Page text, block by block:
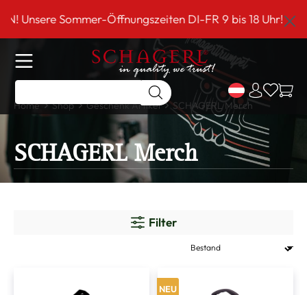
springen
Sommer-Öffnungszeiten DI-FR 9 bis 18 Uhr!***
Home Shop Geschenk Artikel SCHAGERL Merch
SCHAGERL Merch
Filter
NEU